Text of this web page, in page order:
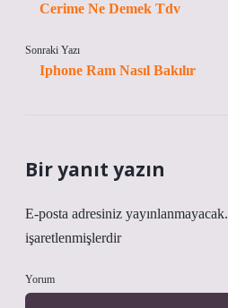
Cerime Ne Demek Tdv
Sonraki Yazı
Iphone Ram Nasıl Bakılır
Bir yanıt yazın
E-posta adresiniz yayınlanmayacak.
işaretlenmişlerdir
Yorum